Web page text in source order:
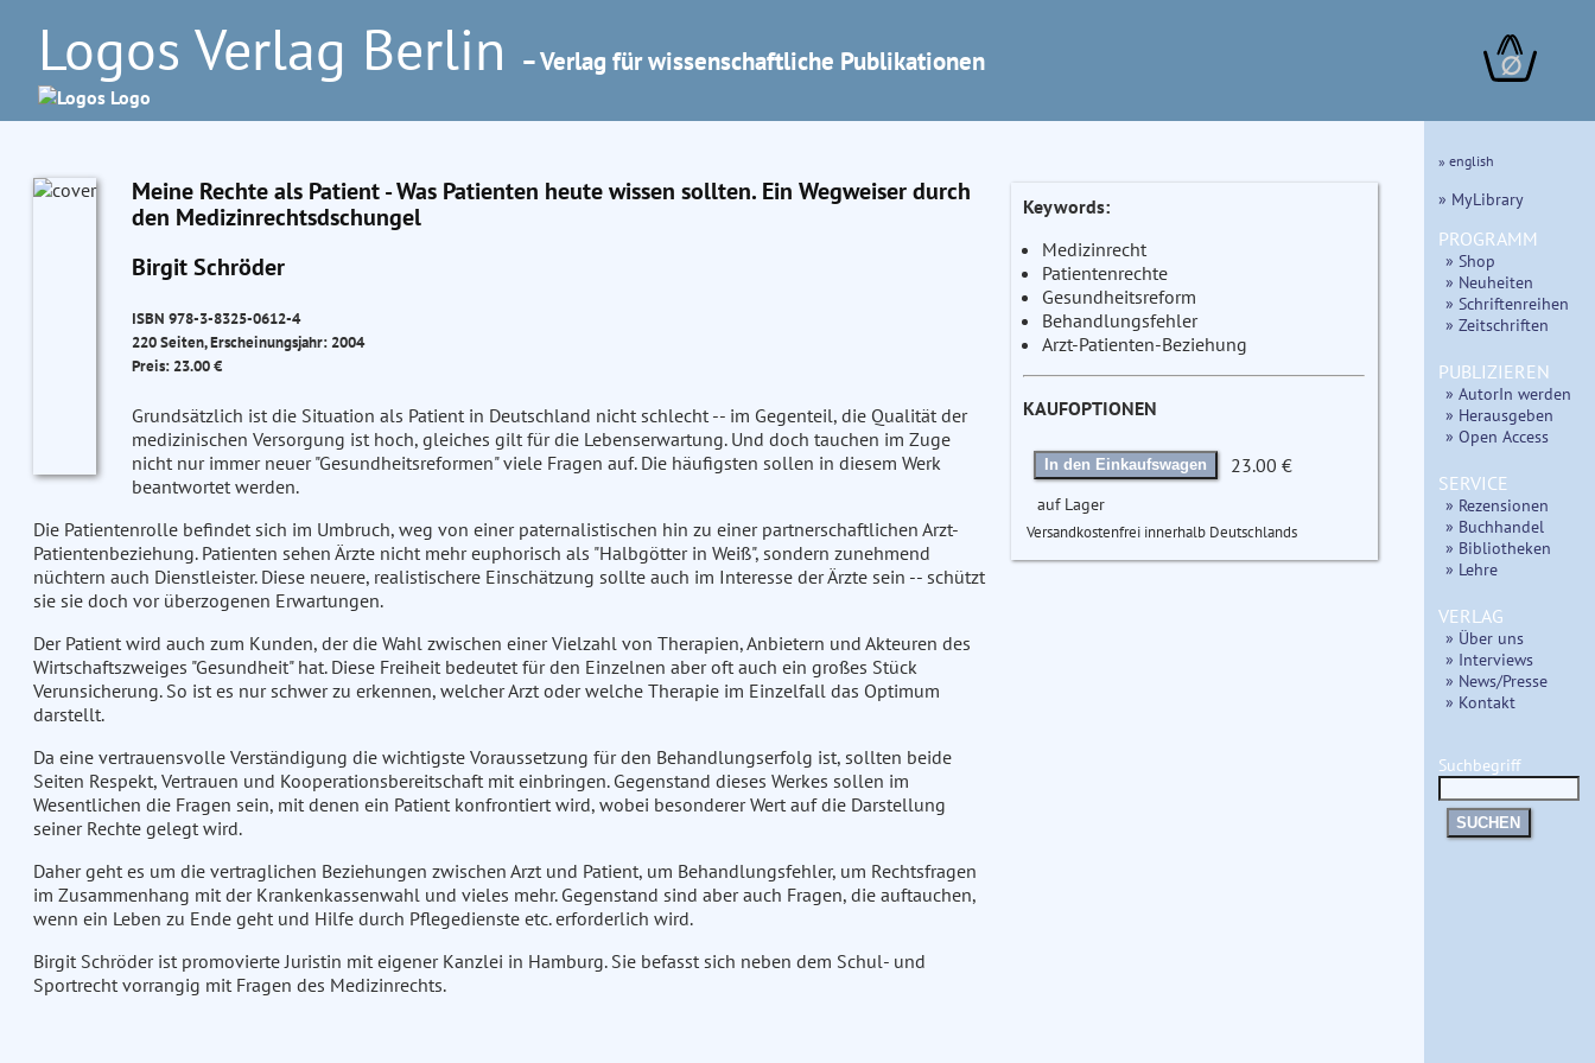
Logos Verlag Berlin – Verlag für wissenschaftliche Publikationen ∅
Meine Rechte als Patient - Was Patienten heute wissen sollten. Ein Wegweiser durch
den Medizinrechtsdschungel
Birgit Schröder
ISBN 978-3-8325-0612-4
220 Seiten, Erscheinungsjahr: 2004
Preis: 23.00 €
Grundsätzlich ist die Situation als Patient in Deutschland nicht schlecht -- im Gegenteil, die Qualität der
medizinischen Versorgung ist hoch, gleiches gilt für die Lebenserwartung. Und doch tauchen im Zuge
nicht nur immer neuer "Gesundheitsreformen" viele Fragen auf. Die häufigsten sollen in diesem Werk
beantwortet werden.
Die Patientenrolle befindet sich im Umbruch, weg von einer paternalistischen hin zu einer partnerschaftlichen Arzt-
Patientenbeziehung. Patienten sehen Ärzte nicht mehr euphorisch als "Halbgötter in Weiß", sondern zunehmend
nüchtern auch Dienstleister. Diese neuere, realistischere Einschätzung sollte auch im Interesse der Ärzte sein -- schützt
sie sie doch vor überzogenen Erwartungen.
Der Patient wird auch zum Kunden, der die Wahl zwischen einer Vielzahl von Therapien, Anbietern und Akteuren des
Wirtschaftszweiges "Gesundheit" hat. Diese Freiheit bedeutet für den Einzelnen aber oft auch ein großes Stück
Verunsicherung. So ist es nur schwer zu erkennen, welcher Arzt oder welche Therapie im Einzelfall das Optimum
darstellt.
Da eine vertrauensvolle Verständigung die wichtigste Voraussetzung für den Behandlungserfolg ist, sollten beide
Seiten Respekt, Vertrauen und Kooperationsbereitschaft mit einbringen. Gegenstand dieses Werkes sollen im
Wesentlichen die Fragen sein, mit denen ein Patient konfrontiert wird, wobei besonderer Wert auf die Darstellung
seiner Rechte gelegt wird.
Daher geht es um die vertraglichen Beziehungen zwischen Arzt und Patient, um Behandlungsfehler, um Rechtsfragen
im Zusammenhang mit der Krankenkassenwahl und vieles mehr. Gegenstand sind aber auch Fragen, die auftauchen,
wenn ein Leben zu Ende geht und Hilfe durch Pflegedienste etc. erforderlich wird.
Birgit Schröder ist promovierte Juristin mit eigener Kanzlei in Hamburg. Sie befasst sich neben dem Schul- und
Sportrecht vorrangig mit Fragen des Medizinrechts.
Keywords:
Medizinrecht
Patientenrechte
Gesundheitsreform
Behandlungsfehler
Arzt-Patienten-Beziehung
KAUFOPTIONEN
In den Einkaufswagen 23.00 €
auf Lager
Versandkostenfrei innerhalb Deutschlands
» english
» MyLibrary
PROGRAMM
» Shop
» Neuheiten
» Schriftenreihen
» Zeitschriften
PUBLIZIEREN
» AutorIn werden
» Herausgeben
» Open Access
SERVICE
» Rezensionen
» Buchhandel
» Bibliotheken
» Lehre
VERLAG
» Über uns
» Interviews
» News/Presse
» Kontakt
Suchbegriff
SUCHEN